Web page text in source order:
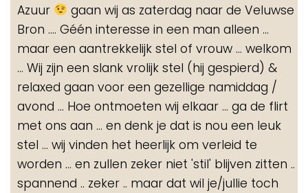
Azuur
gaan wij as zaterdag naar de Veluwse
Bron .... Géén interesse in een man alleen ...
maar een aantrekkelijk stel of vrouw ... welkom
... Wij zijn een slank vrolijk stel (hij gespierd) &
relaxed gaan voor een gezellige namiddag /
avond ... Hoe ontmoeten wij elkaar ... ga de flirt
met ons aan ... en denk je dat is nou een leuk
stel ... wij vinden het heerlijk om verleid te
worden ... en zullen zeker niet 'stil' blijven zitten ..
spannend .. zeker .. maar dat wil je/jullie toch